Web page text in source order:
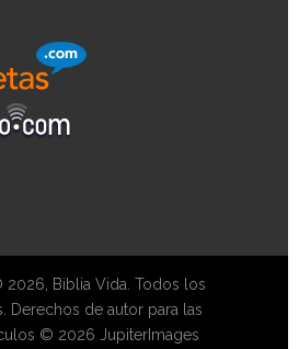
Biblia Vida. Todos los
Derechos de autor para las
© 2026 JupiterImages